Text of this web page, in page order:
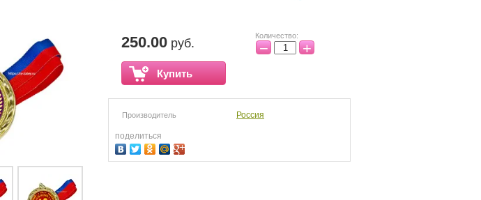
250.00 руб.
Количество:
− +
Купить
Производитель Россия
поделиться